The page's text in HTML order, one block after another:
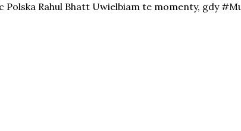
Polska Rahul Bhatt Uwielbiam te momenty, gdy